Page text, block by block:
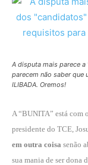
A disputa mais parece a
parecem não saber que
ILIBADA. Oremos!
A “BUNITA” está com
presidente do TCE,
em outra coisa senão
sua mania de ser dona